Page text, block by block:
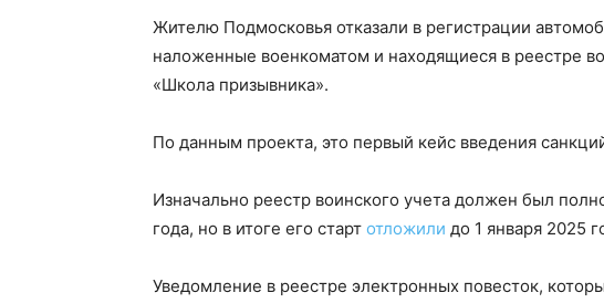
Жителю Подмосковья отказали в регистрации
наложенные военкоматом и находящиеся в реестре
«Школа призывника».
По данным проекта, это первый кейс введения
Изначально реестр воинского учета должен был
года, но в итоге его старт отложили до 1 января 2025
Уведомление в реестре электронных повесток,